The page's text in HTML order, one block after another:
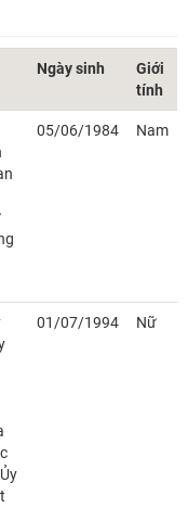
Ngày sinh
Giới
tính
05/06/1984 Nam
01/07/1994 Nữ